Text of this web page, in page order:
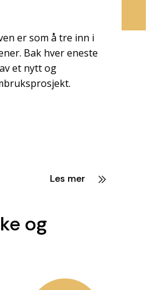
er som å tre inn i
Bak hver eneste
et nytt og
Les mer
og